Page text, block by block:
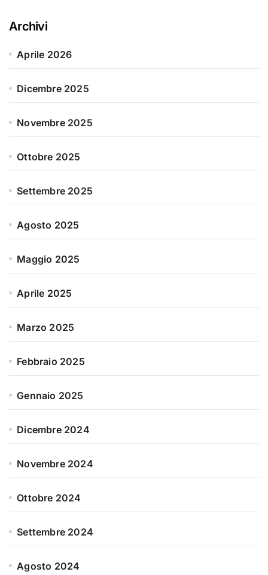
Archivi
Aprile 2026
Dicembre 2025
Novembre 2025
Ottobre 2025
Settembre 2025
Agosto 2025
Maggio 2025
Aprile 2025
Marzo 2025
Febbraio 2025
Gennaio 2025
Dicembre 2024
Novembre 2024
Ottobre 2024
Settembre 2024
Agosto 2024